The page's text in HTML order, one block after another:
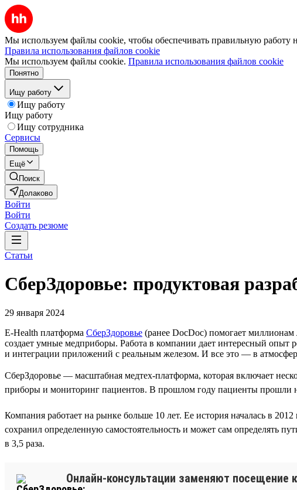
Мы используем файлы cookie, чтобы обеспечивать правильную работу
Правила использования файлов cookie
Мы используем файлы cookie. Правила использования файлов cookie
Понятно
Ищу работу
Ищу работу
Ищу работу
Ищу сотрудника
Сервисы
Помощь
Ещё
Поиск
Долаково
Войти
Войти
Создать резюме
Статьи
СберЗдоровье: продуктовая
29 января 2024
E-Health платформа СберЗдоровье (ранее DocDoc) помогает
создает умные медприборы. Работа в компании дает интересный опыт
и интеграции приложений с реальным железом. И все это — в
СберЗдоровье — масштабная медтех-платформа, которая включает
приборы и мониторинг пациентов. В прошлом году пациенты прошли
Компания работает на рынке больше 10 лет. Ее история началась в
сохранил определенную самостоятельность и может сам определять
в 3,5 раза.
Онлайн-консультации заменяют посещение